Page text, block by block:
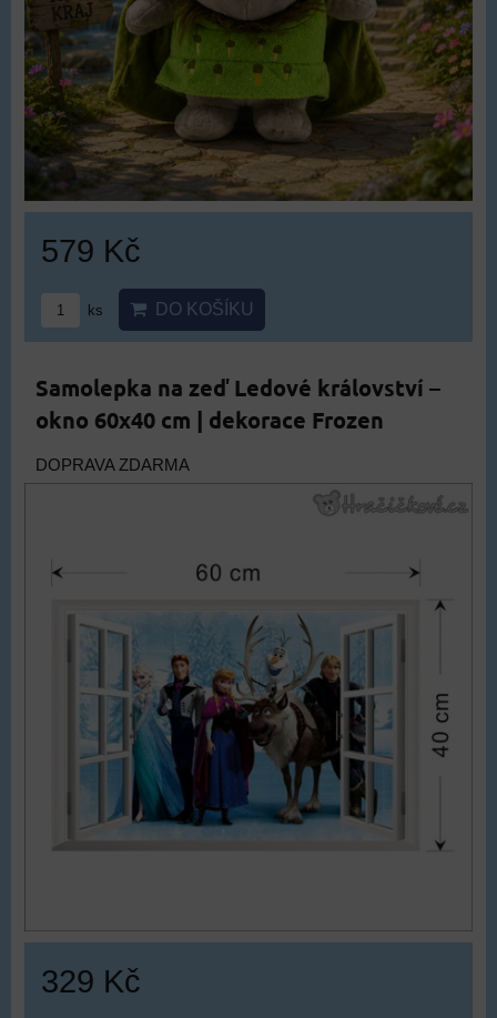
579 Kč
ks DO KOŠÍKU
Samolepka na zeď Ledové království –
okno 60x40 cm | dekorace Frozen
DOPRAVA ZDARMA
329 Kč